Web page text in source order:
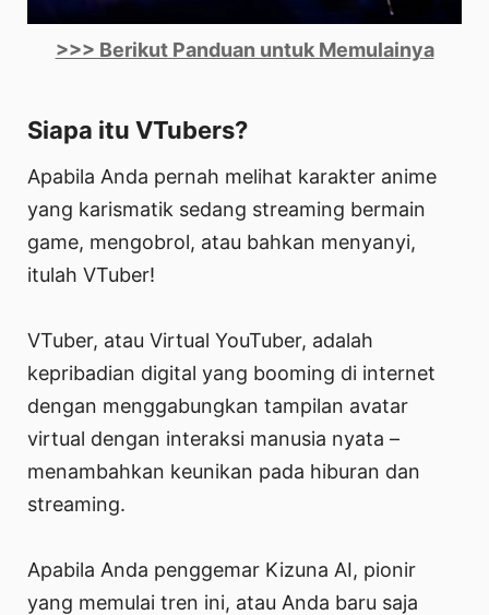
>>> Berikut Panduan untuk Memulainya
Siapa itu VTubers?
Apabila Anda pernah melihat karakter anime
yang karismatik sedang streaming bermain
game, mengobrol, atau bahkan menyanyi,
itulah VTuber!
VTuber, atau Virtual YouTuber, adalah
kepribadian digital yang booming di internet
dengan menggabungkan tampilan avatar
virtual dengan interaksi manusia nyata –
menambahkan keunikan pada hiburan dan
streaming.
Apabila Anda penggemar Kizuna AI, pionir
yang memulai tren ini, atau Anda baru saja